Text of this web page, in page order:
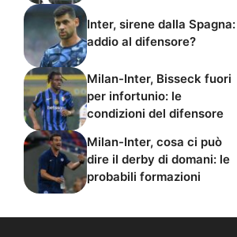
Inter, sirene dalla Spagna:
addio al difensore?
Milan-Inter, Bisseck fuori
per infortunio: le
condizioni del difensore
Milan-Inter, cosa ci può
dire il derby di domani: le
probabili formazioni